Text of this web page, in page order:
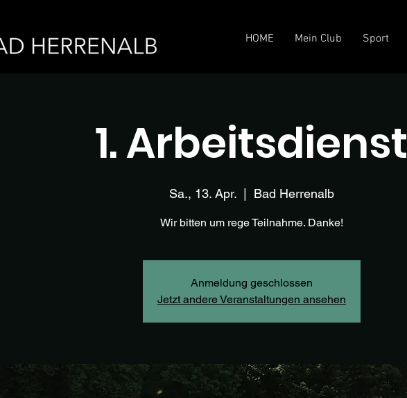
HOME Mein Club Sport
1. Arbeitsdienst
Sa., 13. Apr. Bad Herrenalb
Wir bitten um rege Teilnahme. Danke!
Anmeldung geschlossen
Jetzt andere Veranstaltungen ansehen